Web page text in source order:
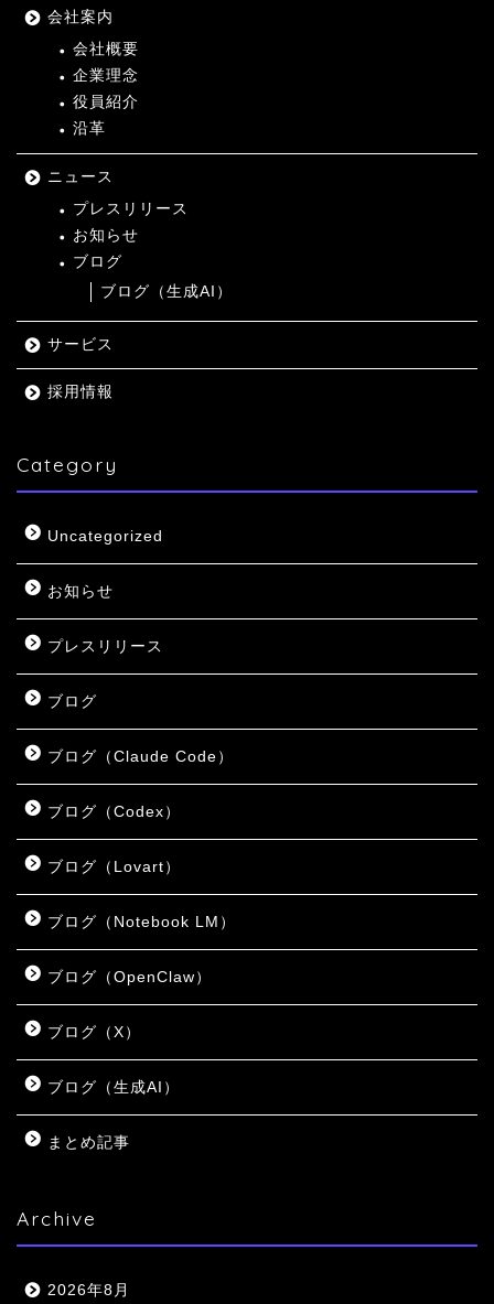
会社案内
会社概要
企業理念
役員紹介
沿革
ニュース
プレスリリース
お知らせ
ブログ
ブログ（生成AI）
サービス
採用情報
Category
Uncategorized
お知らせ
プレスリリース
ブログ
ブログ（Claude Code）
ブログ（Codex）
ブログ（Lovart）
ブログ（Notebook LM）
ブログ（OpenClaw）
ブログ（X）
ブログ（生成AI）
まとめ記事
Archive
2026年8月